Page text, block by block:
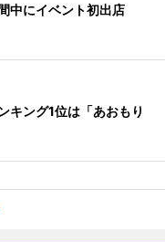
中にイベント初出店
ング1位は「あおもり